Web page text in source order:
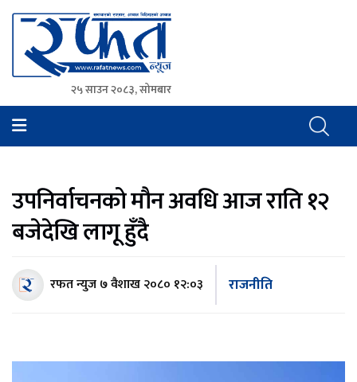
Rafat News
समाचारको रफ्तार, आवाज बिहिनहरुको आवाज
२५ साउन २०८३, सोमबार
उपनिर्वाचनको मौन अवधि आज राति १२
बजेदेखि लागू हुँदै
रफत न्युज७ वैशाख २०८० १२:०३ राजनीति